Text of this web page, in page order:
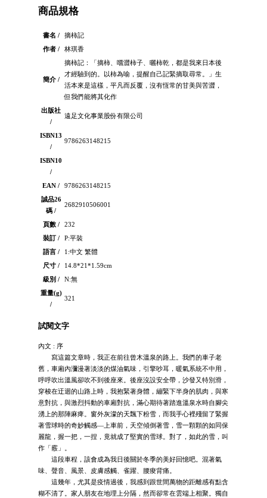
商品規格
書名 /
摘柿記
作者 /
林琪香
簡介 /
摘柿記：「摘柿、嚐澀柿子、曬柿乾，都是我來日本後
才經驗到的。以柿為喻，提醒自己記緊摘取尋常。」生
活本來是這樣，平凡而反覆，沒有恆常的甘美與苦澀，
但我們能將其化作
出版社
/
遠足文化事業股份有限公司
ISBN13
/
9786263148215
ISBN10
/
EAN /
9786263148215
誠品26
碼 /
2682910506001
頁數 /
232
裝訂 /
P:平裝
語言 /
1:中文 繁體
尺寸 /
14.8*21*1.59cm
級別 /
N:無
重量(g)
/
321
試閱文字
內文 : 序
寫這篇文章時，我正在前往曾木溫泉的路上。我們的車子老
舊，車廂內瀰漫著淡淡的煤油氣味，引擎吵耳，暖氣系統不中用，
呼呼吹出溫風卻吹不到後座來。後座沒設安全帶，沙發又特別滑，
穿梭在迂迴的山路上時，我抱緊著身體，繃緊下半身的肌肉，與寒
意對抗，與激烈抖動的車廂對抗，滿心期待著踏進溫泉水時自腳尖
湧上的那陣麻痺。窗外灰濛的天飄下粉雪，而我手心裡殘留了緊握
著雪球時的奇妙觸感—上車前，天空傾倒著雪，雪一顆顆的如同保
麗龍，握一把，一捏，竟就成了堅實的雪球。對了，如此的雪，叫
作「霰」。
這段車程，該會成為我日後關於冬季的美好回憶吧。混著氣
味、聲音、風景、皮膚感觸、雀躍、腰痠背痛。
這幾年，尤其是疫情過後，我感到跟世間萬物的距離感有點含
糊不清了。家人朋友在地理上分隔，然而卻常在雲端上相聚。獨自